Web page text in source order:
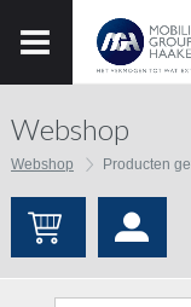
Webshop
Webshop Producten